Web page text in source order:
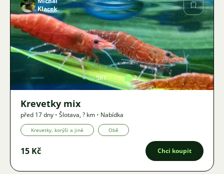
Obrázek
Klacek
581 2
Krevetky mix
před 17 dny • Šlotava,? km • Nabídka
Krevetky, korýši a jiné Obě
15 Kč Chci koupit